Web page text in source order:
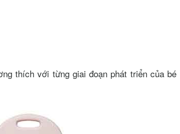
thích với từng giai đoạn phát triển của bé